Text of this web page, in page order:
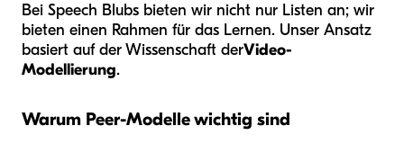
Bei Speech Blubs bieten wir nicht nur Listen an; wir
bieten einen Rahmen für das Lernen. Unser Ansatz
basiert auf der Wissenschaft derVideo-
Modellierung.
Warum Peer-Modelle wichtig sind